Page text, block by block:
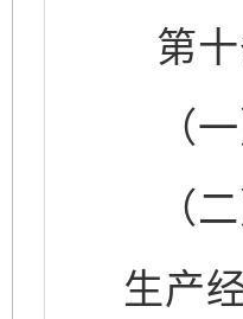
第
（
（
生产